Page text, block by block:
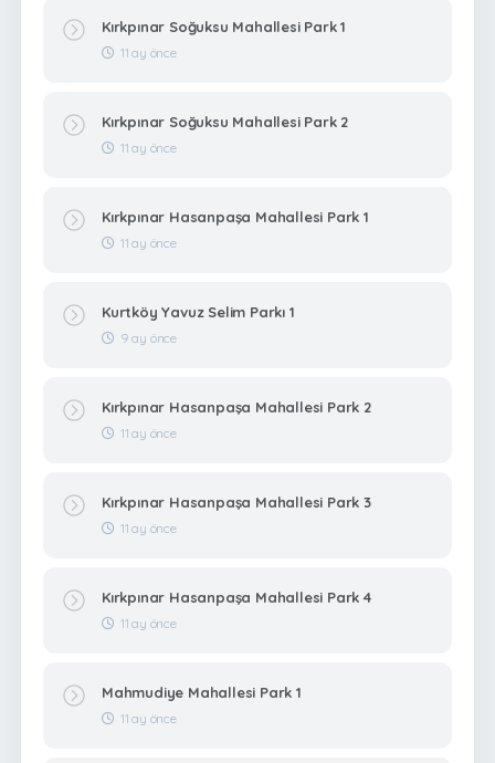
Kırkpınar Soğuksu Mahallesi Park 1
11 ay önce
Kırkpınar Soğuksu Mahallesi Park 2
11 ay önce
Kırkpınar Hasanpaşa Mahallesi Park 1
11 ay önce
Kurtköy Yavuz Selim Parkı 1
9 ay önce
Kırkpınar Hasanpaşa Mahallesi Park 2
11 ay önce
Kırkpınar Hasanpaşa Mahallesi Park 3
11 ay önce
Kırkpınar Hasanpaşa Mahallesi Park 4
11 ay önce
Mahmudiye Mahallesi Park 1
11 ay önce